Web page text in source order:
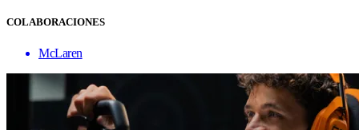
COLABORACIONES
McLaren